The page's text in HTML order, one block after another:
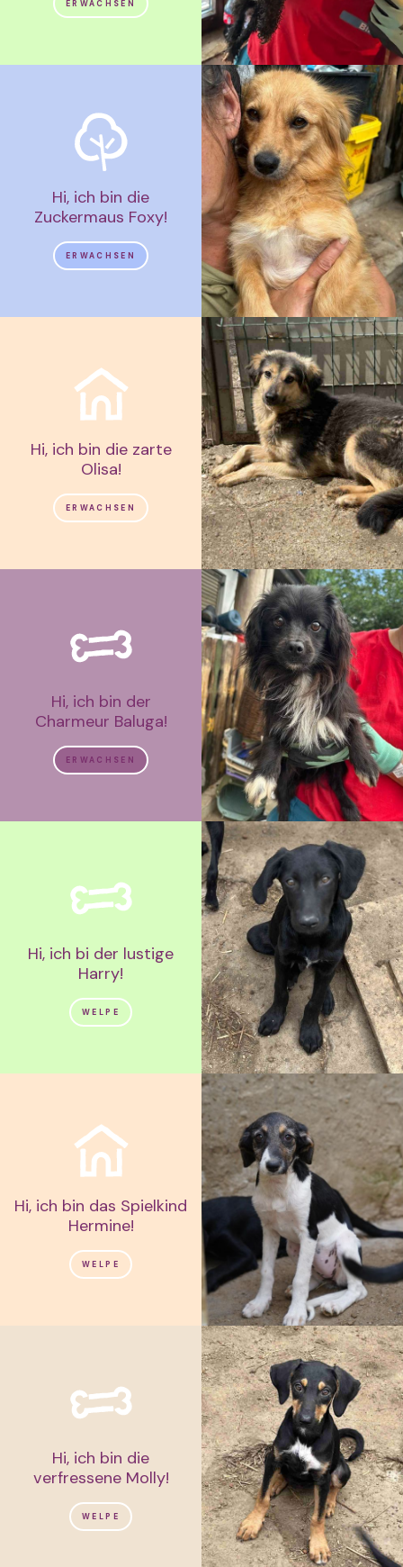
ERWACHSEN
Hi, ich bin die
Zuckermaus Foxy!
ERWACHSEN
Hi, ich bin die zarte
Olisa!
ERWACHSEN
Hi, ich bin der
Charmeur Baluga!
ERWACHSEN
Hi, ich bi der lustige
Harry!
WELPE
Hi, ich bin das Spielkind
Hermine!
WELPE
Hi, ich bin die
verfressene Molly!
WELPE